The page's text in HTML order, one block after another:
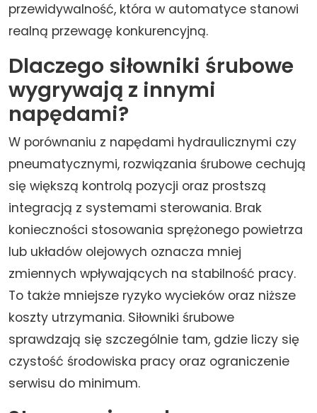
przewidywalność, która w automatyce stanowi
realną przewagę konkurencyjną.
Dlaczego siłowniki śrubowe
wygrywają z innymi
napędami?
W porównaniu z napędami hydraulicznymi czy
pneumatycznymi, rozwiązania śrubowe cechują
się większą kontrolą pozycji oraz prostszą
integracją z systemami sterowania. Brak
konieczności stosowania sprężonego powietrza
lub układów olejowych oznacza mniej
zmiennych wpływających na stabilność pracy.
To także mniejsze ryzyko wycieków oraz niższe
koszty utrzymania. Siłowniki śrubowe
sprawdzają się szczególnie tam, gdzie liczy się
czystość środowiska pracy oraz ograniczenie
serwisu do minimum.